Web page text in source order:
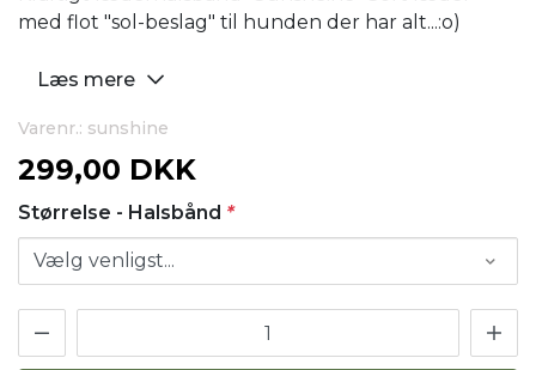
med flot "sol-beslag" til hunden der har alt...:o)
Læs mere
Varenr.: sunshine
299,00 DKK
Størrelse - Halsbånd *